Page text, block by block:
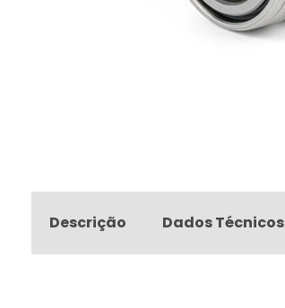
Descrição Dados Técnicos